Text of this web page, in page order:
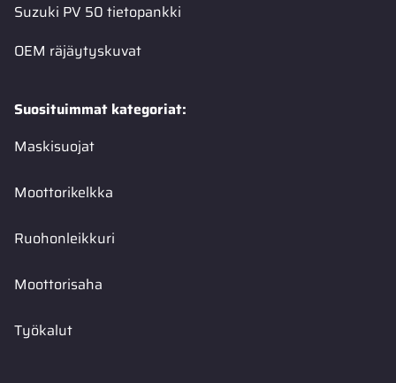
Suzuki PV 50 tietopankki
OEM räjäytyskuvat
Suosituimmat kategoriat:
Maskisuojat
Moottorikelkka
Ruohonleikkuri
Moottorisaha
Työkalut